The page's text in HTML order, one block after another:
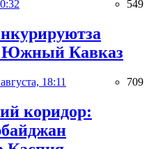
549
Южный Кавказ
18:11 709
коридор: